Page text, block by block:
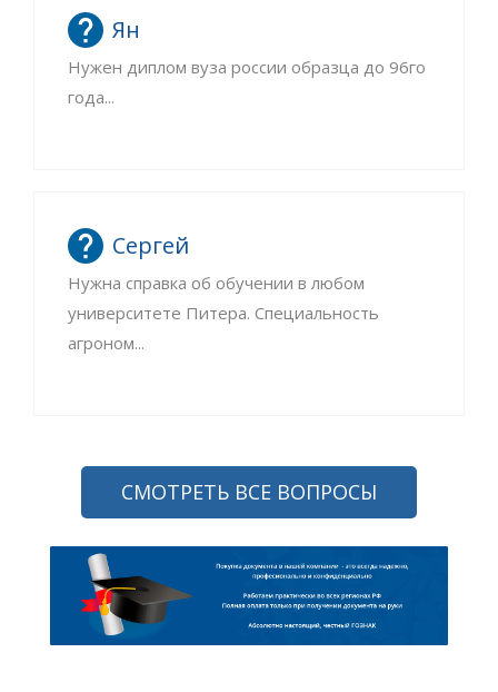
Ян
Нужен диплом вуза россии образца до 96го
года...
Сергей
Нужна справка об обучении в любом
университете Питера. Специальность
агроном...
СМОТРЕТЬ ВСЕ ВОПРОСЫ